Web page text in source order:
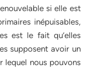
si elle est
inépuisables,
est le fait qu’elles
supposent avoir un
lequel nous pouvons